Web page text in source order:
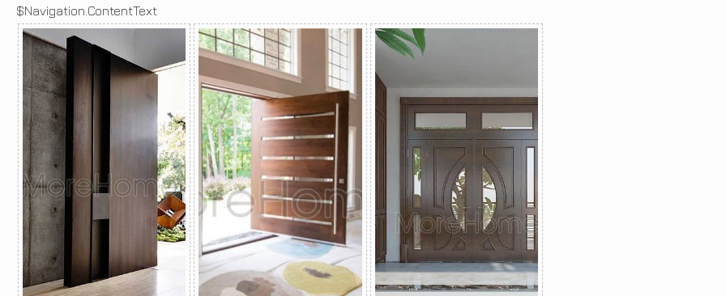
$Navigation.ContentText